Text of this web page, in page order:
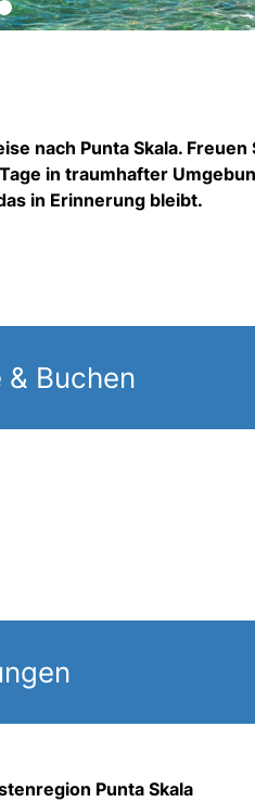
nach Punta Skala.
in traumhafter
in Erinnerung bleibt.
& Buchen
Punta Skala